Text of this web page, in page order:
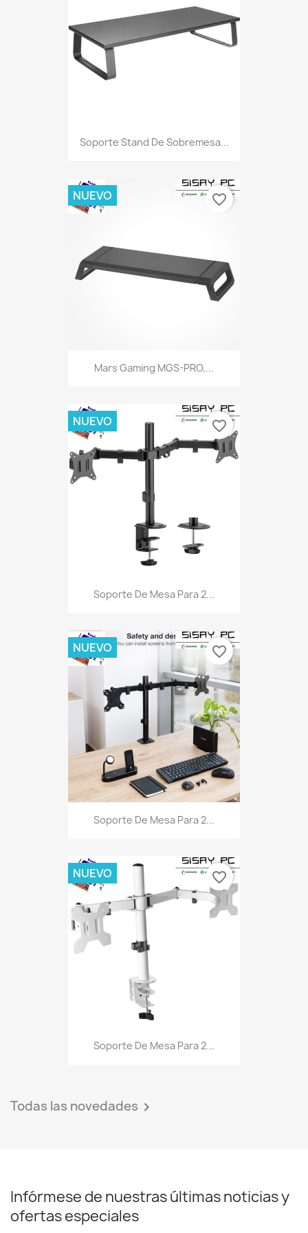
Soporte Stand De Sobremesa...
Mars Gaming MGS-PRO,...
NUEVO favorite_border
Soporte De Mesa Para 2...
NUEVO favorite_border
Soporte De Mesa Para 2...
NUEVO favorite_border
Soporte De Mesa Para 2...
NUEVO favorite_border
Todas las novedades 
Infórmese de nuestras últimas noticias y
ofertas especiales